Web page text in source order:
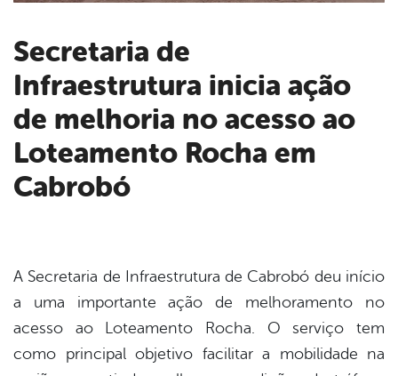
Secretaria de
Infraestrutura inicia ação
de melhoria no acesso ao
Loteamento Rocha em
Cabrobó
A Secretaria de Infraestrutura de Cabrobó deu início
a uma importante ação de melhoramento no
acesso ao Loteamento Rocha. O serviço tem
como principal objetivo facilitar a mobilidade na